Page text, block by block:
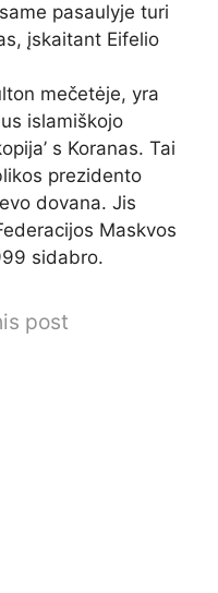
pasaulyje turi
įskaitant Eifelio
mečetėje, yra
islamiškojo
s Koranas. Tai
prezidento
dovana. Jis
Maskvos
sidabro.
post